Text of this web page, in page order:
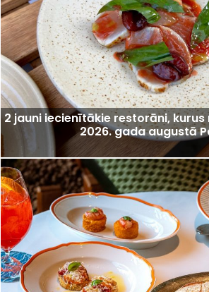
2 jauni iecienītākie restorāni,
2026. gada augustā